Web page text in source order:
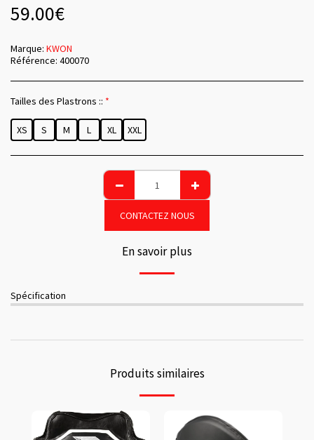
59.00€
Marque: KWON
Référence: 400070
Tailles des Plastrons :: *
XS S M L XL XXL
CONTACTEZ NOUS
En savoir plus
Spécification
Produits similaires